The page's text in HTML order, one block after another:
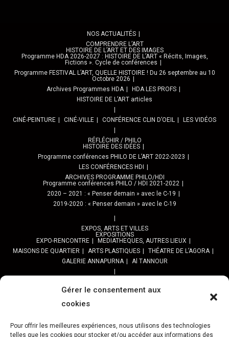
Gérer le consentement aux
cookies
Pour offrir les meilleures expériences, nous utilisons des technologies
telles que les cookies pour stocker et/ou accéder aux informations des
NOS ACTUALITÉS
COMPRENDRE L’ART
HISTOIRE DE L’ART ET DES IMAGES
Programme HDA 2026-2027 : HISTOIRE DE L’ART « Récits, Images,
Fictions ». Cycle de conférences
Programme FESTIVAL L’ART, QUELLE HISTOIRE ! Du 26 septembre au 10
Octobre 2026
Archives Programmes HDA
HDA LES PROFS
HISTOIRE DE L’ART articles
CINÉ-PEINTURE CINÉ-VILLE CONFÉRENCE CLIN D’OEIL LES VIDÉOS
RÉFLÉCHIR / PHILO
HISTOIRE DES IDÉES
Programme conférences PHILO DE L’ART 2022-2023
LES CONFÉRENCES HDI
ARCHIVES PROGRAMME PHILO/HDI
Programme conférences PHILO / HDI 2021-2022
2020 – 2021 : « Penser demain » avec le C-19
2019-2020 : « Penser demain » avec le C-19
EXPOS, ARTS ET VILLES
EXPOSITIONS
EXPO-RENCONTRE
MEDIATHEQUES, AUTRES LIEUX
MAISONS DE QUARTIER
ARTS PLASTIQUES
THÉATRE DE L’AGORA
GALERIE ANNAPURNA
Al TANNOUR
PPROGRAMME DES BALADES URBAINES 2025
Programme SORTIES URBAN SKETCHER 2024-2025 :
Archives URBAN SKETCHERS ESSONNE